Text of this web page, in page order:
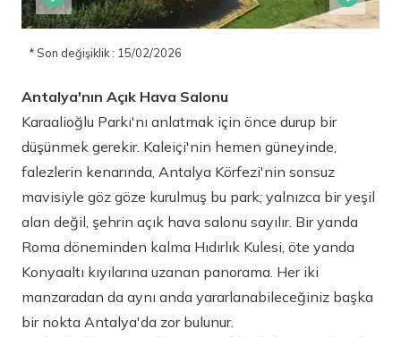
* Son değişiklik : 15/02/2026
Antalya'nın Açık Hava Salonu
Karaalioğlu Parkı'nı anlatmak için önce durup bir
düşünmek gerekir. Kaleiçi'nin hemen güneyinde,
falezlerin kenarında, Antalya Körfezi'nin sonsuz
mavisiyle göz göze kurulmuş bu park; yalnızca bir yeşil
alan değil, şehrin açık hava salonu sayılır. Bir yanda
Roma döneminden kalma Hıdırlık Kulesi, öte yanda
Konyaaltı kıyılarına uzanan panorama. Her iki
manzaradan da aynı anda yararlanabileceğiniz başka
bir nokta Antalya'da zor bulunur.